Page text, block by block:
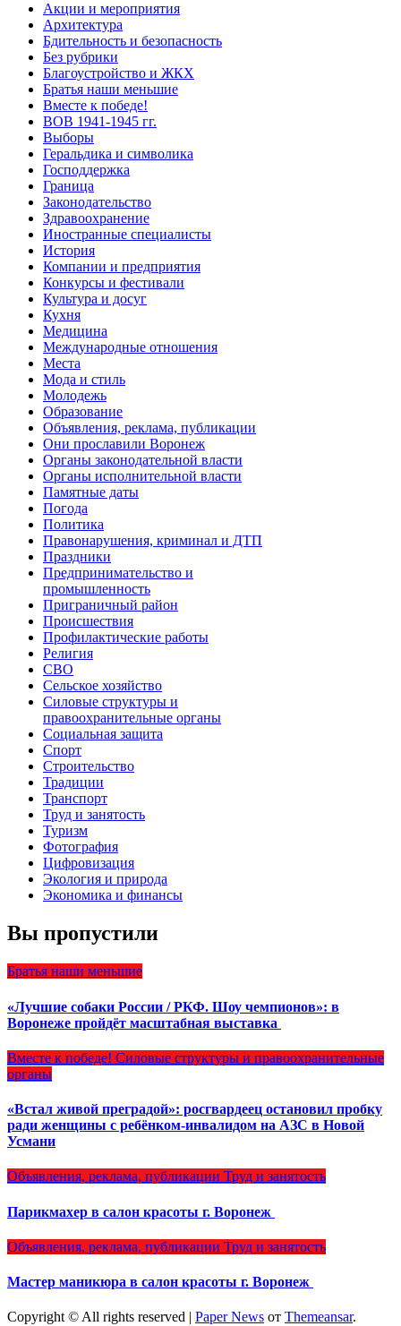
Акции и мероприятия
Архитектура
Бдительность и безопасность
Без рубрики
Благоустройство и ЖКХ
Братья наши меньшие
Вместе к победе!
ВОВ 1941-1945 гг.
Выборы
Геральдика и символика
Господдержка
Граница
Законодательство
Здравоохранение
Иностранные специалисты
История
Компании и предприятия
Конкурсы и фестивали
Культура и досуг
Кухня
Медицина
Международные отношения
Места
Мода и стиль
Молодежь
Образование
Объявления, реклама, публикации
Они прославили Воронеж
Органы законодательной власти
Органы исполнительной власти
Памятные даты
Погода
Политика
Правонарушения, криминал и ДТП
Праздники
Предпринимательство и
промышленность
Приграничный район
Происшествия
Профилактические работы
Религия
СВО
Сельское хозяйство
Силовые структуры и
правоохранительные органы
Социальная защита
Спорт
Строительство
Традиции
Транспорт
Труд и занятость
Туризм
Фотография
Цифровизация
Экология и природа
Экономика и финансы
Вы пропустили
Братья наши меньшие
«Лучшие собаки России / РКФ. Шоу чемпионов»: в
Воронеже пройдёт масштабная выставка
Вместе к победе! Силовые структуры и правоохранительные
органы
«Встал живой преградой»: росгвардеец остановил пробку
ради женщины с ребёнком-инвалидом на АЗС в Новой
Усмани
Объявления, реклама, публикации Труд и занятость
Парикмахер в салон красоты г. Воронеж
Объявления, реклама, публикации Труд и занятость
Мастер маникюра в салон красоты г. Воронеж
Copyright © All rights reserved | Paper News от Themeansar.